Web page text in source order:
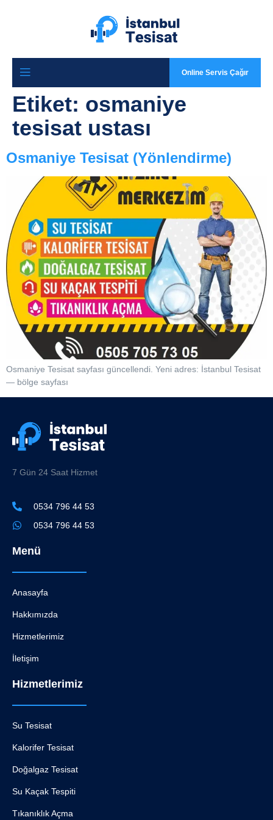
Online Servis Çağır
Etiket: osmaniye
tesisat ustası
Osmaniye Tesisat (Yönlendirme)
Osmaniye Tesisat sayfası güncellendi. Yeni adres: İstanbul Tesisat
— bölge sayfası
7 Gün 24 Saat Hizmet
0534 796 44 53
0534 796 44 53
Menü
Anasayfa
Hakkımızda
Hizmetlerimiz
İletişim
Hizmetlerimiz
Su Tesisat
Kalorifer Tesisat
Doğalgaz Tesisat
Su Kaçak Tespiti
Tıkanıklık Açma